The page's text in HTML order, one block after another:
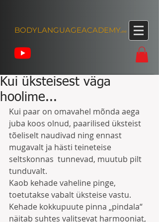
BODYLANGUAGEACADEMY.ee
Kui üksteisest väga
hoolime...
Kui paar on omavahel mõnda aega
juba koos olnud, paarilised üksteist
tõeliselt naudivad ning ennast
mugavalt ja hästi teineteise
seltskonnas  tunnevad, muutub pilt
tunduvalt.
Kaob kehade vaheline pinge,
toetutakse vabalt üksteise vastu.
Kehade kokkupuute pinna „pindala“
näitab suhtes valitsevat harmooniat,